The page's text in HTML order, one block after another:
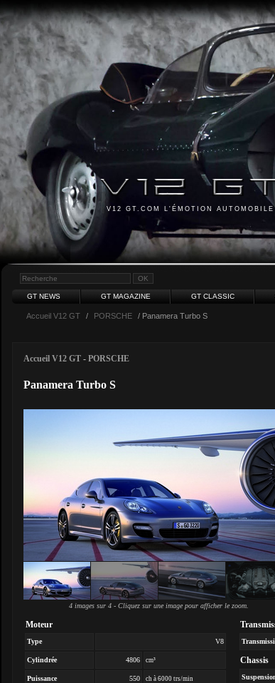
V12 GT.COM L'ÉMOTION AUTOMOBILE
GT NEWS GT MAGAZINE GT CLASSIC
Accueil V12 GT / PORSCHE / Panamera Turbo S
Accueil V12 GT - PORSCHE
Panamera Turbo S
4 images sur 4 - Cliquez sur une image pour afficher le zoom.
Moteur
Type V8
Cylindrée 4806 cm³
Puissance 550 ch à 6000 trs/min
Chassis